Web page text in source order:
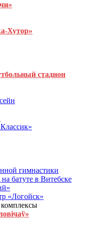
Хутор»
стадион
гимнастики
батуте в Витебске
«Логойск»
комплексы